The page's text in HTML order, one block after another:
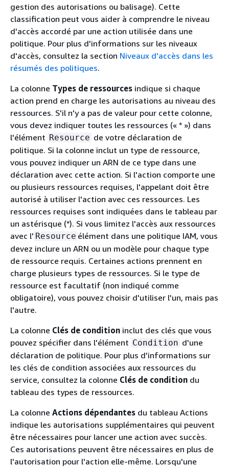
gestion des autorisations ou balisage). Cette
classification peut vous aider à comprendre le niveau
d'accès accordé par une action utilisée dans une
politique. Pour plus d'informations sur les niveaux
d'accès, consultez la section Niveaux d'accès dans les
résumés des politiques.
La colonne Types de ressources indique si chaque
action prend en charge les autorisations au niveau des
ressources. S'il n'y a pas de valeur pour cette colonne,
vous devez indiquer toutes les ressources (« * ») dans
l'élément Resource de votre déclaration de
politique. Si la colonne inclut un type de ressource,
vous pouvez indiquer un ARN de ce type dans une
déclaration avec cette action. Si l'action comporte une
ou plusieurs ressources requises, l'appelant doit être
autorisé à utiliser l'action avec ces ressources. Les
ressources requises sont indiquées dans le tableau par
un astérisque (*). Si vous limitez l'accès aux ressources
avec l' Resource élément dans une politique IAM, vous
devez inclure un ARN ou un modèle pour chaque type
de ressource requis. Certaines actions prennent en
charge plusieurs types de ressources. Si le type de
ressource est facultatif (non indiqué comme
obligatoire), vous pouvez choisir d'utiliser l'un, mais pas
l'autre.
La colonne Clés de condition inclut des clés que vous
pouvez spécifier dans l'élément Condition d'une
déclaration de politique. Pour plus d'informations sur
les clés de condition associées aux ressources du
service, consultez la colonne Clés de condition du
tableau des types de ressources.
La colonne Actions dépendantes du tableau Actions
indique les autorisations supplémentaires qui peuvent
être nécessaires pour lancer une action avec succès.
Ces autorisations peuvent être nécessaires en plus de
l'autorisation pour l'action elle-même. Lorsqu'une